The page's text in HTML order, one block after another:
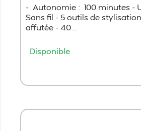
- Autonomie : 100 minutes -
Sans fil - 5 outils de
affutée - 40...
Disponible